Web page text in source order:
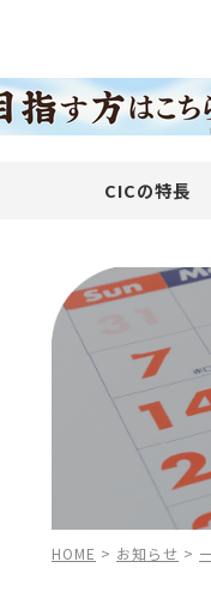
CICの特長
HOME > お知らせ >